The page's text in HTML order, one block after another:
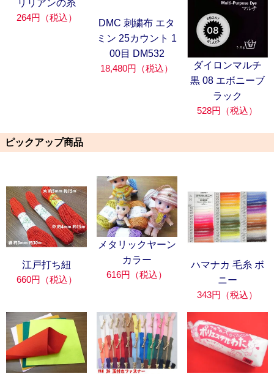
リリアンの糸
264円（税込）
DMC 刺繍布 エタ
ミン 25カウント 1
00目 DM532
18,480円（税込）
ダイロンマルチ
黒 08 エボニーブ
ラック
528円（税込）
ピックアップ商品
江戸打ち紐
660円（税込）
メタリックヤーン
カラー
616円（税込）
ハマナカ 毛糸 ボ
ニー
343円（税込）